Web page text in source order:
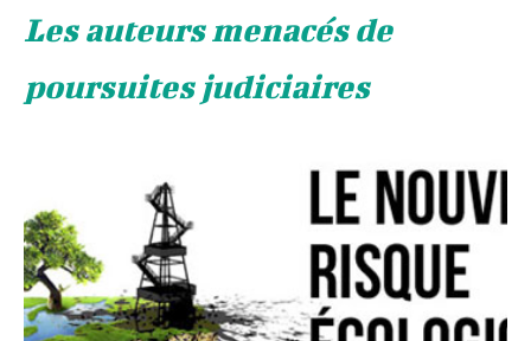
Les auteurs menacés de
poursuites judiciaires